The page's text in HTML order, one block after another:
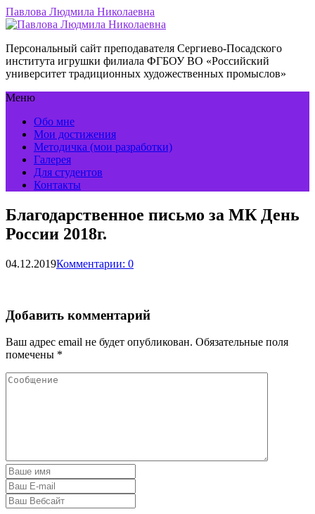
Павлова Людмила Николаевна
Персональный сайт преподавателя Сергиево-Посадского
института игрушки филиала ФГБОУ ВО «Российский
университет традиционных художественных промыслов»
Меню
Обо мне
Мои достижения
Методичка (мои разработки)
Галерея
Для студентов
Контакты
Благодарственное письмо за МК День
России 2018г.
04.12.2019Комментарии: 0
Добавить комментарий
Ваш адрес email не будет опубликован. Обязательные поля
помечены *